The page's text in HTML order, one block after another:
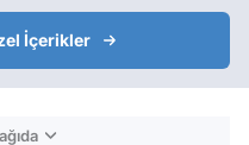
İçerikler